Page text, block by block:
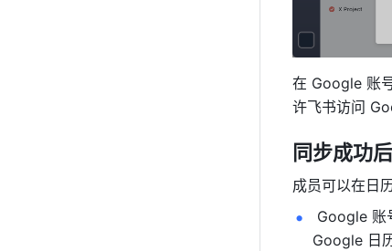
在 Google 账
许飞书访问
同步成功后
成员可以在日
Google 账
Google 日